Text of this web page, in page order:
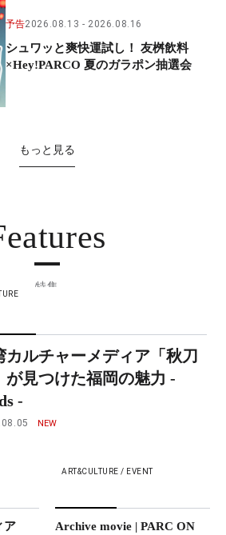
予告2026.08.13 2026.08.16
シュワッと爽快運試し！ 友桝飲料
×Hey!PARCO 夏のガラポン抽選会
もっと見る
特集
カルチャーメディア「秋刀
が見つけた福岡の魅力 -
-
ア
ART&CULTURE / EVENT
Archive movie | PARC ON